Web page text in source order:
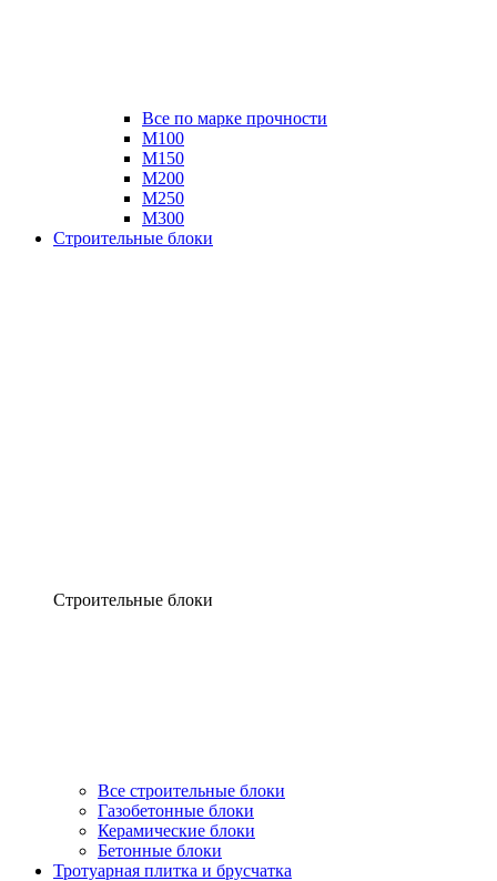
Все по марке прочности
М100
М150
М200
М250
М300
Строительные блоки
Строительные блоки
Все строительные блоки
Газобетонные блоки
Керамические блоки
Бетонные блоки
Тротуарная плитка и брусчатка